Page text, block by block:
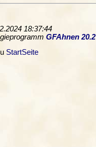
18:37:44
GFAhnen 20.2
StartSeite